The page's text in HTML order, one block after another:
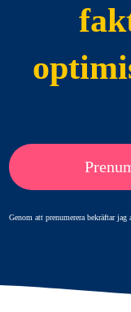
Genom att prenumerera bekräftar